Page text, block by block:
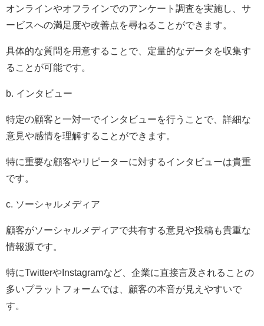
オンラインやオフラインでのアンケート調査を実施し、サ
ービスへの満足度や改善点を尋ねることができます。
具体的な質問を用意することで、定量的なデータを収集す
ることが可能です。
b. インタビュー
特定の顧客と一対一でインタビューを行うことで、詳細な
意見や感情を理解することができます。
特に重要な顧客やリピーターに対するインタビューは貴重
です。
c. ソーシャルメディア
顧客がソーシャルメディアで共有する意見や投稿も貴重な
情報源です。
特にTwitterやInstagramなど、企業に直接言及されることの
多いプラットフォームでは、顧客の本音が見えやすいで
す。